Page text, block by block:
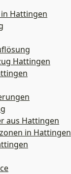
Hattingen
Hattingen
aus Hattingen
in Hattingen